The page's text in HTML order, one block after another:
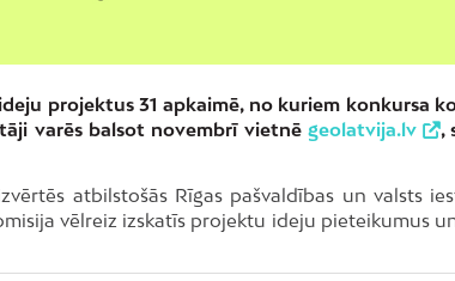
projektus 31 apkaimē, no kuriem konkursa
varēs balsot novembrī vietnē geolatvija.lv
,
atbilstošās Rīgas pašvaldības un valsts
vēlreiz izskatīs projektu ideju pieteikumus